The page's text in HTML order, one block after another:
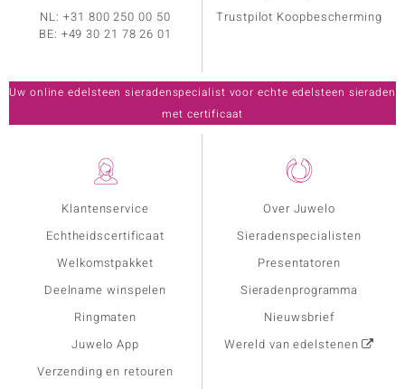
Klantenservice
Echtheidscertificaat
Welkomstpakket
Deelname winspelen
Ringmaten
Juwelo App
Verzending en retouren
Over Juwelo
Sieradenspecialisten
Presentatoren
Sieradenprogramma
Nieuwsbrief
Wereld van edelstenen
NL:+31 800 250 00 50
BE: +49 30 21 78 26 01
Trustpilot Koopbescherming
Uw online edelsteen sieradenspecialist voor echte edelsteen sieraden
met certificaat